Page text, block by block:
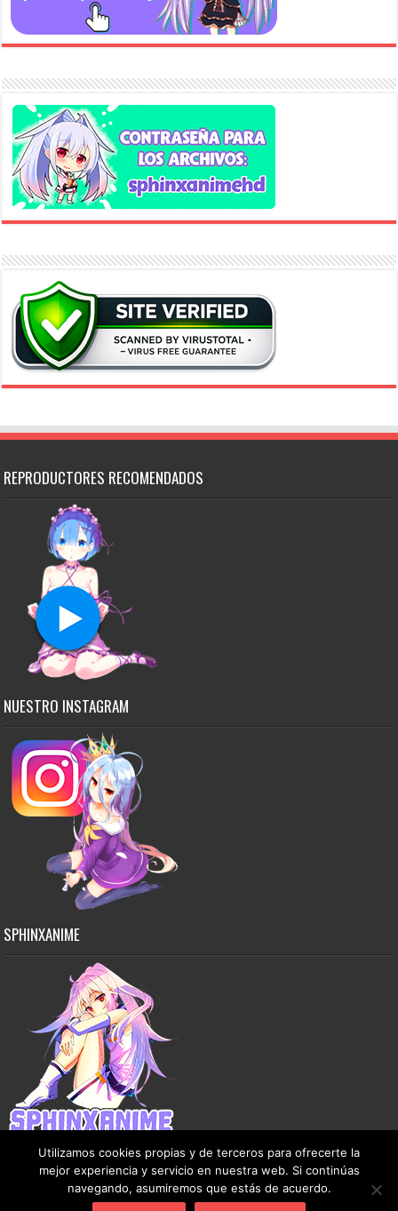
REPRODUCTORES RECOMENDADOS
NUESTRO INSTAGRAM
SPHINXANIME
Utilizamos cookies propias y de terceros para ofrecerte la
mejor experiencia y servicio en nuestra web. Si continúas
navegando, asumiremos que estás de acuerdo.